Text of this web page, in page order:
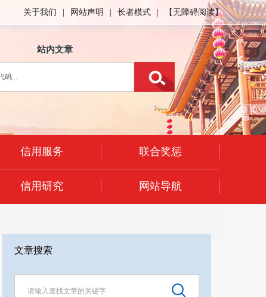
关于我们 网站声明 长者模式 【无障碍阅读】
站内文章
信用服务 联合奖惩
信用研究 网站导航
文章搜索